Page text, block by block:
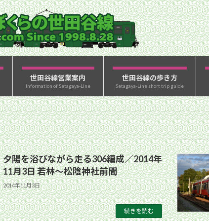
世田谷線営業案内
Information of Setagaya-Line
世田谷線の歩き方
Setagaya-Line short trip guide
夕陽を浴びながら走る306編成／2014年
11月3日 若林〜松陰神社前間
2014年11月3日
続きを読む